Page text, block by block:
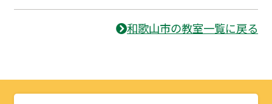
和歌山市の教室一覧に戻る